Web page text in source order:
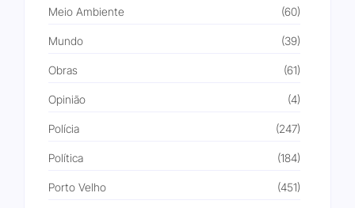
Meio Ambiente (60)
Mundo (39)
Obras (61)
Opinião (4)
Polícia (247)
Política (184)
Porto Velho (451)